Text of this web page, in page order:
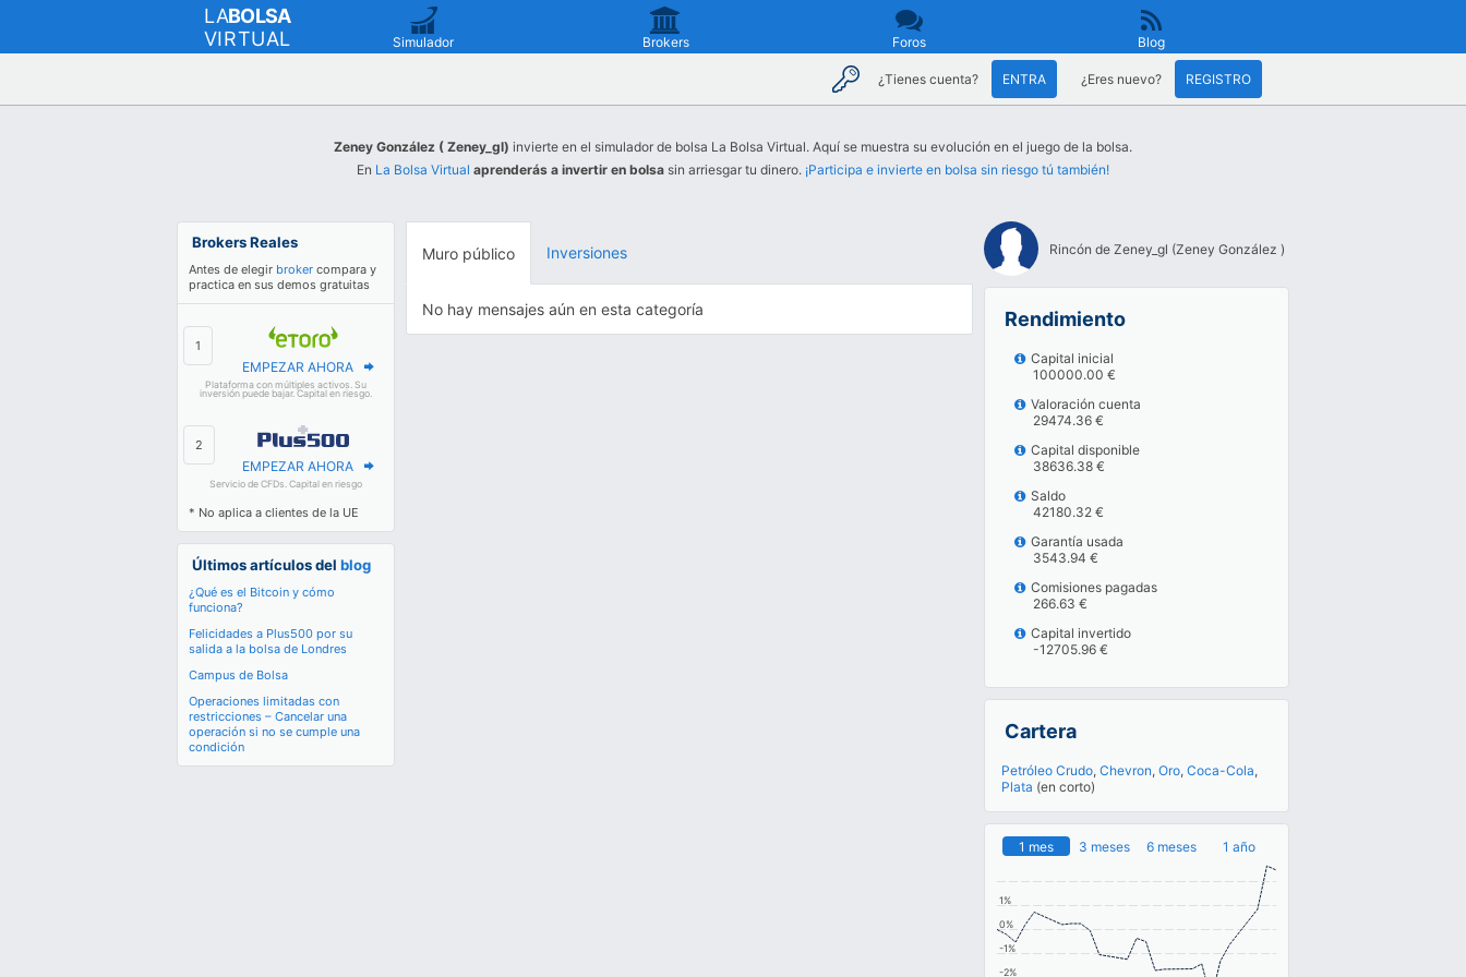
LABOLSA
VIRTUAL
Simulador Brokers Foros Blog
¿Tienes cuenta? ENTRA ¿Eres nuevo? REGISTRO
Zeney González ( Zeney_gl) invierte en el simulador de bolsa La Bolsa Virtual. Aquí se muestra su evolución en el juego de la bolsa.
En La Bolsa Virtual aprenderás a invertir en bolsa sin arriesgar tu dinero. ¡Participa e invierte en bolsa sin riesgo tú también!
Brokers Reales
Antes de elegir broker compara y
practica en sus demos gratuitas
EMPEZAR AHORA
Plataforma con múltiples activos. Su
inversión puede bajar. Capital en riesgo.
EMPEZAR AHORA
Servicio de CFDs. Capital en riesgo
* No aplica a clientes de la UE
Últimos artículos delblog
¿Qué es el Bitcoin y cómo
funciona?
Felicidades a Plus500 por su
salida a la bolsa de Londres
Campus de Bolsa
Operaciones limitadas con
restricciones – Cancelar una
operación si no se cumple una
condición
Muro público Inversiones
No hay mensajes aún en esta categoría
Rincón de Zeney_gl (Zeney González )
Rendimiento
Capital inicial
100000.00 €
Valoración cuenta
29474.36 €
Capital disponible
38636.38 €
Saldo
42180.32 €
Garantía usada
3543.94 €
Comisiones pagadas
266.63 €
Capital invertido
-12705.96 €
Cartera
Petróleo Crudo, Chevron, Oro, Coca-Cola,
Plata (en corto)
-2%
-1%
0%
1%
1 mes 3 meses 6 meses 1 año